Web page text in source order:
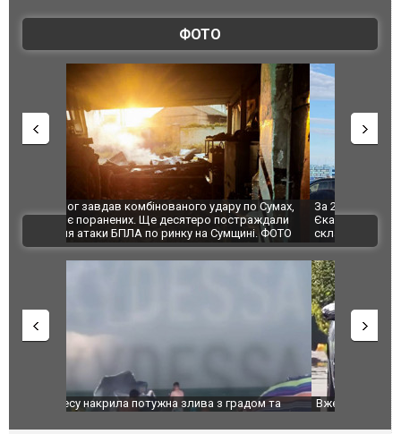
ФОТО
За 2000 кілометрів від кордону з Україною: в
Єкатеринбурзі після атаки дронів загорівся
склад Wildberries. ФОТО. ВІДЕО
"Мої
ВІДЕО
Вже вивели на тести: Ferrari готує оновлення
Вийшов
фільму